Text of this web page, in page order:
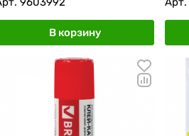
В корзину